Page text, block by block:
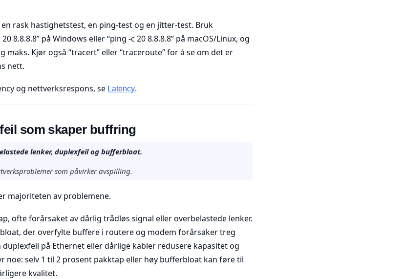
rask hastighetstest, en ping-test og en jitter-test. Bruk
8.8.8.8” på Windows eller “ping -c 20 8.8.8.8” på macOS/Linux, og
Kjør også “tracert” eller “traceroute” for å se om det er
nett.
og nettverksrespons, se Latency.
som skaper buffring
lenker, duplexfeil og bufferbloat.
som påvirker avspilling.
majoriteten av problemene.
ofte forårsaket av dårlig trådløs signal eller overbelastede lenker.
der overfylte buffere i routere og modem forårsaker treg
på Ethernet eller dårlige kabler redusere kapasitet og
noe: selv 1 til 2 prosent pakktap eller høy bufferbloat kan føre til
kvalitet.